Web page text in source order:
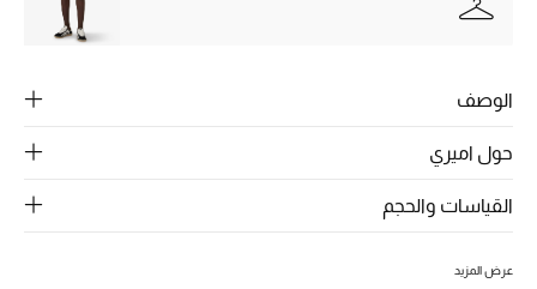
المجوهرات
نسوقوا أحدث ما وصلنا
الوصف
حول اميري
القياسات والحجم
عرض المزيد